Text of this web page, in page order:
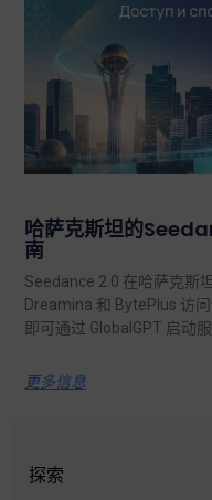
哈萨克斯坦的
南
Seedance 2.0 在哈萨克斯
Dreamina 和 BytePlus 访
即可通过 GlobalGPT 启动
更多信息
探索